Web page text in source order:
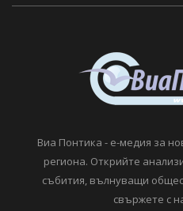
Виа Понтика - е-медия за
региона. Открийте
събития, вълнуващи
свържете с